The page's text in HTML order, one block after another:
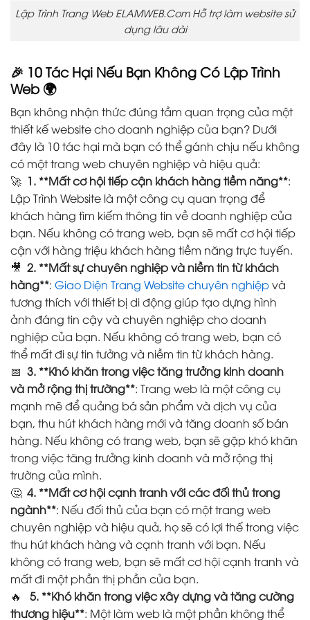
Lập Trình Trang Web ELAMWEB.Com Hỗ trợ làm website sử
dụng lâu dài
🎉 10 Tác Hại Nếu Bạn Không Có Lập Trình
Web🌍
Bạn không nhận thức đúng tầm quan trọng của một
thiết kế website cho doanh nghiệp của bạn? Dưới
đây là 10 tác hại mà bạn có thể gánh chịu nếu không
có một trang web chuyên nghiệp và hiệu quả:
🚀 1. **Mất cơ hội tiếp cận khách hàng tiềm năng**:
Lập Trình Website là một công cụ quan trọng để
khách hàng tìm kiếm thông tin về doanh nghiệp của
bạn. Nếu không có trang web, bạn sẽ mất cơ hội tiếp
cận với hàng triệu khách hàng tiềm năng trực tuyến.
🎥 2. **Mất sự chuyên nghiệp và niềm tin từ khách
hàng**: Giao Diện Trang Website chuyên nghiệpvà
tương thích với thiết bị di động giúp tạo dựng hình
ảnh đáng tin cậy và chuyên nghiệp cho doanh
nghiệp của bạn. Nếu không có trang web, bạn có
thể mất đi sự tin tưởng và niềm tin từ khách hàng.
📅 3. **Khó khăn trong việc tăng trưởng kinh doanh
và mở rộng thị trường**: Trang web là một công cụ
mạnh mẽ để quảng bá sản phẩm và dịch vụ của
bạn, thu hút khách hàng mới và tăng doanh số bán
hàng. Nếu không có trang web, bạn sẽ gặp khó khăn
trong việc tăng trưởng kinh doanh và mở rộng thị
trường của mình.
🤔 4. **Mất cơ hội cạnh tranh với các đối thủ trong
ngành**: Nếu đối thủ của bạn có một trang web
chuyên nghiệp và hiệu quả, họ sẽ có lợi thế trong việc
thu hút khách hàng và cạnh tranh với bạn. Nếu
không có trang web, bạn sẽ mất cơ hội cạnh tranh và
mất đi một phần thị phần của bạn.
🔥
5. **Khó khăn trong việc xây dựng và tăng cường
thương hiệu**: Một làm web là một phần không thể